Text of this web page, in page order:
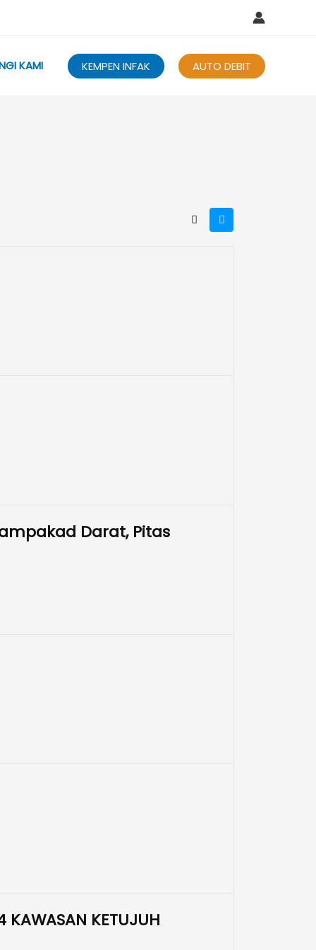
KAMI KEMPEN INFAK AUTO DEBIT
Darat, Pitas
KAWASAN KETUJUH